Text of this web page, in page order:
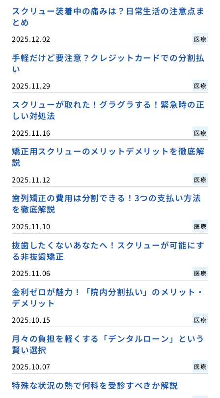
スクリュー装着中の痛みは？日常生活の注意点ま
とめ
2025.12.02 医療
手軽だけど要注意？クレジットカードでの分割払
い
2025.11.29 医療
スクリューが取れた！グラグラする！緊急時の正
しい対処法
2025.11.16 医療
矯正用スクリューのメリットデメリットを徹底解
説
2025.11.12 医療
歯列矯正の費用は分割できる！3つの支払い方法
を徹底解説
2025.11.10 医療
抜歯したくないあなたへ！スクリューが可能にす
る非抜歯矯正
2025.11.06 医療
金利ゼロが魅力！「院内分割払い」のメリット・
デメリット
2025.10.15 医療
月々の負担を軽くする「デンタルローン」という
賢い選択
2025.10.07 医療
特殊な状況の熱で何科を受診すべきか解説